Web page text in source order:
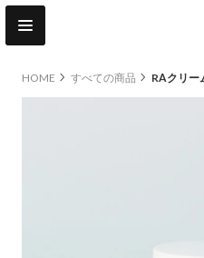
HOME すべての商品